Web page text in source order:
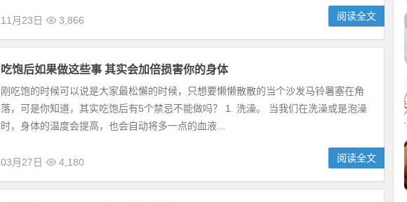
11月23日 3,866 阅读全文
吃饱后如果做这些事 其实会加倍损害你的身体
刚吃饱的时候可以说是大家最松懈的时候，只想要懒懒散散的当个沙发马铃薯塞在角
落，可是你知道，其实吃饱后有5个禁忌不能做吗？ 1. 洗澡。 当我们在洗澡或是泡澡
时，身体的温度会提高，也会自动将多一点的血液...
03月27日 4,180 阅读全文